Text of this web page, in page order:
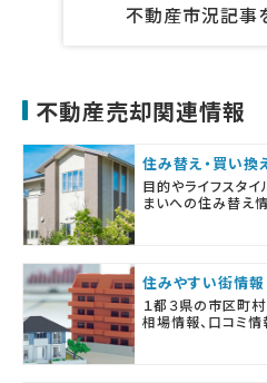
不動産市況記事
不動産売却関連情報
住み替え・買い換
目的やライフスタ
まいへの住み替え
住みやすい街情報
１都３県の市区町
相場情報、口コミ情